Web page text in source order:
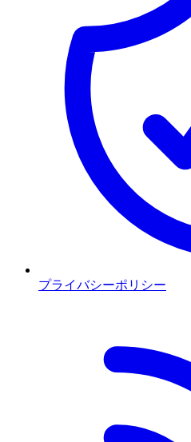
プライバシーポリシー